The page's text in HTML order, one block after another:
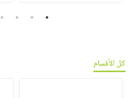
1
2
3
4
كل الأقسام